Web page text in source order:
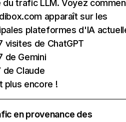
du trafic LLM. Voyez
apparaît sur les
plateformes d'IA
visites de ChatGPT
de Gemini
de Claude
plus encore !
en provenance des